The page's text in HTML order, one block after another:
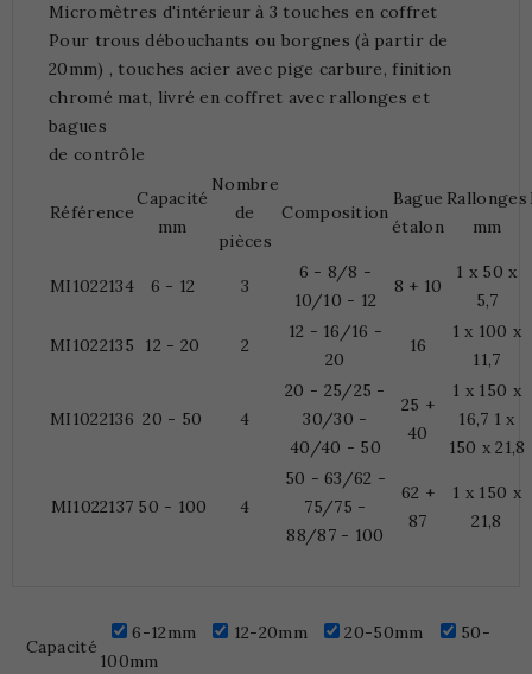
Micromètres d'intérieur à 3 touches en coffret
Pour trous débouchants ou borgnes (à partir de
20mm) , touches acier avec pige carbure, finition
chromé mat, livré en coffret avec rallonges et
bagues
de contrôle
Référence
Capacité
mm
Nombre
de
pièces
Composition
Bague
étalon
Rallonges
mm
MI1022134 6 - 12 3
6 - 8/8 -
10/10 - 12
8 + 10
1 x 50 x
5,7
MI1022135 12 - 20 2
12 - 16/16 -
20
16
1 x 100 x
11,7
MI1022136 20 - 50 4
20 - 25/25 -
30/30 -
40/40 - 50
25 +
40
1 x 150 x
16,7 1 x
150 x 21,8
MI1022137 50 - 100 4
50 - 63/62 -
75/75 -
88/87 - 100
62 +
87
1 x 150 x
21,8
Capacité
6-12mm 12-20mm 20-50mm
50-
100mm